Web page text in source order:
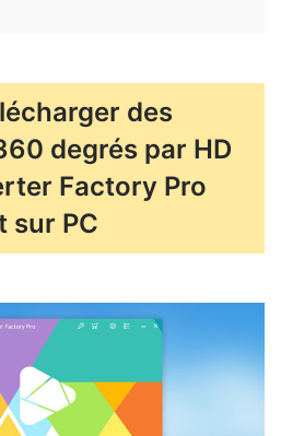
des
degrés par HD
Factory Pro
sur PC